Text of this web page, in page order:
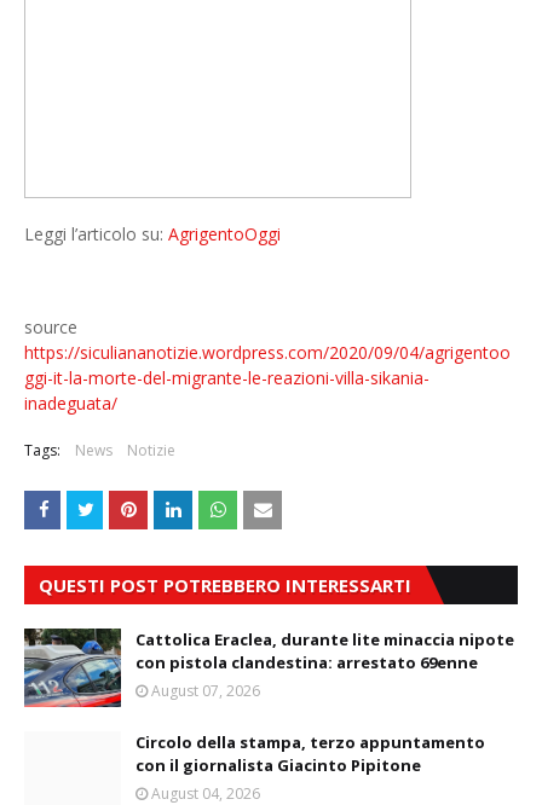
Leggi l’articolo su: AgrigentoOggi
source
https://siculiananotizie.wordpress.com/2020/09/04/agrigentoo
ggi-it-la-morte-del-migrante-le-reazioni-villa-sikania-
inadeguata/
Tags: News Notizie
QUESTI POST POTREBBERO INTERESSARTI
Cattolica Eraclea, durante lite minaccia nipote
con pistola clandestina: arrestato 69enne
August 07, 2026
Circolo della stampa, terzo appuntamento
con il giornalista Giacinto Pipitone
August 04, 2026